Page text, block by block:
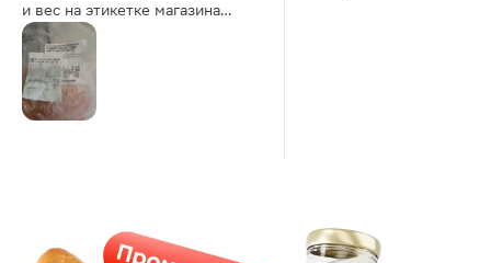
и вес на этикетке магазина
разнится на 26 грамм,
соответственно платишь по
этикетке магазина, вес за
упаковку по цене мяса!! Поэтому